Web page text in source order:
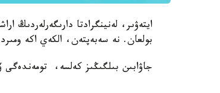
ايتەۋىر، لەنينگرادتا دارىگەرلەردىڭ
بولعان. نە سەبەپتەن، الكەي اكە
جاۋابىن بىلگىڭىز كەلسە، تومەندەگى